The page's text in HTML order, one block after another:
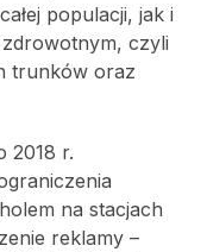
populacji, jak i
czyli
trunków oraz
2018 r.
na stacjach
reklamy –